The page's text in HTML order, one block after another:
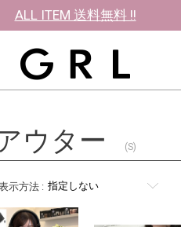
ALL ITEM 送料無料 !!
ウター (S)
示方法 :